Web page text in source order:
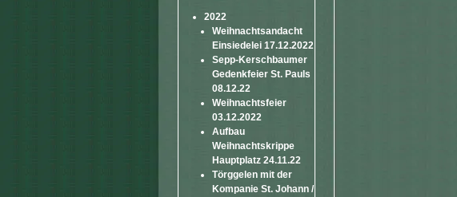
2022
Weihnachtsandacht
Einsiedelei 17.12.2022
Sepp-Kerschbaumer
Gedenkfeier St. Pauls
08.12.22
Weihnachtsfeier
03.12.2022
Aufbau
Weihnachtskrippe
Hauptplatz 24.11.22
Törggelen mit der
Kompanie St. Johann /